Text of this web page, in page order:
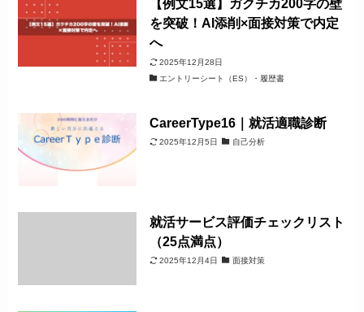
【例文15選】ガクチカ200字の壁
を突破！AI添削×面接対策で内定
へ
2025年12月28日
エントリーシート（ES）・履歴書
CareerType16｜就活適職診断
2025年12月5日 自己分析
就活サービス評価チェックリスト
（25点満点）
2025年12月4日 面接対策